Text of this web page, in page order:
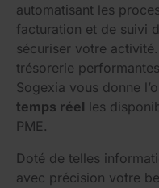
automatisant les
facturation et de suivi
sécuriser votre
trésorerie
Sogexia vous donne
temps réel les
PME.
Doté de telles
avec précision votre